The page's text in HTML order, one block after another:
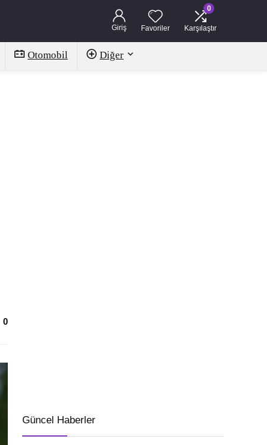
Giriş Favoriler
0
Karşılaştır
Otomobil Diğer
0
Güncel Haberler